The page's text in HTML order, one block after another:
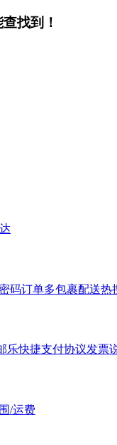
找到！
码订单多包裹配送热
乐快捷支付协议发票
/运费